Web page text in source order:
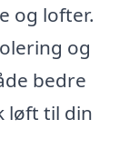
og lofter.
og
bedre
løft til din